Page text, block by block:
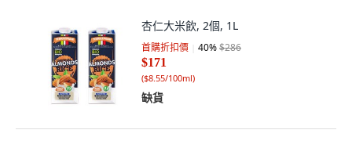
杏仁大米飲, 2個, 1L
首購折扣價 40%$286
$171
($8.55/100ml)
缺貨